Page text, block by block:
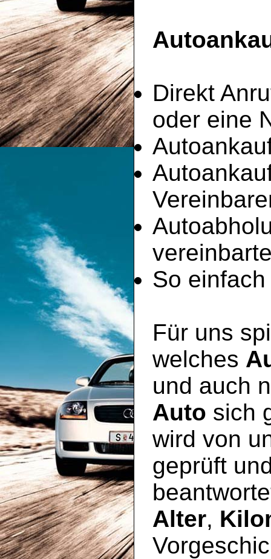
Direkt
oder eine
So
Für uns
welches
und auch
Auto sich
wird von
geprüft
Alter,